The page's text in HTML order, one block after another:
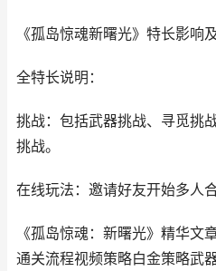
《孤岛惊魂新曙光》特长影响
全特长说明：
挑战：包括武器挑战、寻觅挑
挑战。
在线玩法：邀请好友开始多人合
《孤岛惊魂：新曙光》精华文
通关流程视频策略白金策略武